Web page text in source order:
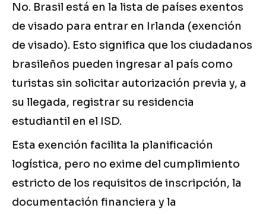
No. Brasil está en la lista de países exentos
de visado para entrar en Irlanda (exención
de visado). Esto significa que los ciudadanos
brasileños pueden ingresar al país como
turistas sin solicitar autorización previa y, a
su llegada, registrar su residencia
estudiantil en el ISD.
Esta exención facilita la planificación
logística, pero no exime del cumplimiento
estricto de los requisitos de inscripción, la
documentación financiera y la